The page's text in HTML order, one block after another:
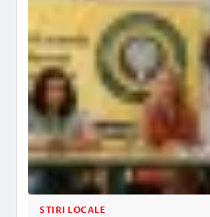
STIRI LOCALE